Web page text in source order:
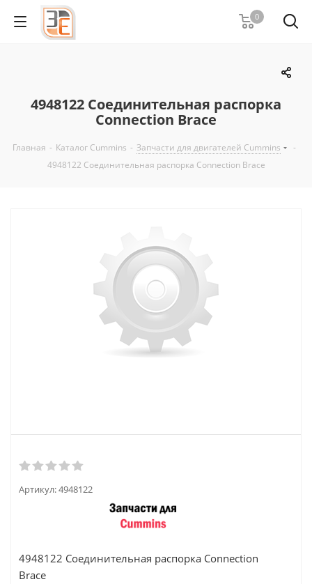
0
4948122 Соединительная распорка
Connection Brace
Главная - Каталог Cummins - Запчасти для двигателей Cummins
-
4948122 Соединительная распорка Connection Brace
Артикул:4948122
4948122 Соединительная распорка Connection
Brace